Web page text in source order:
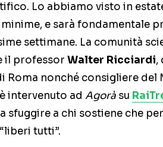
Lo abbiamo visto in
e sarà fondamentale
settimane. La comunità
il professor Walter Ricciardi,
Roma nonché consigliere
intervenuto ad Agorà su
sfuggire a chi sostiene che
tutti”.